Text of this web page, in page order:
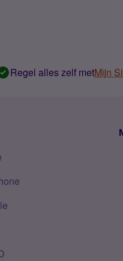
Regel alles zelf metMijn